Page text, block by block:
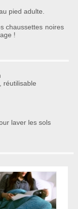
pied adulte.
chaussettes noires
!
réutilisable
laver les sols